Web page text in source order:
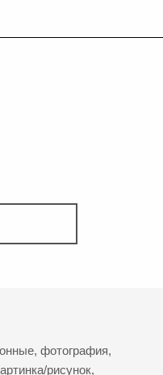
, фотография,
рисунок,